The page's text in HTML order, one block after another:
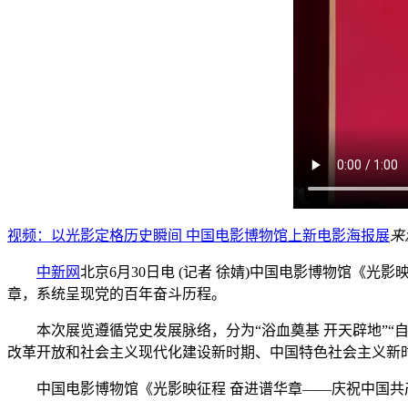
视频：以光影定格历史瞬间 中国电影博物馆上新电影海报展
中新网北京6月30日电 (记者 徐婧)中国电影博物馆《光
章，系统呈现党的百年奋斗历程。
本次展览遵循党史发展脉络，分为“浴血奠基 开天辟地”“自
改革开放和社会主义现代化建设新时期、中国特色社会主义
中国电影博物馆《光影映征程 奋进谱华章——庆祝中国共